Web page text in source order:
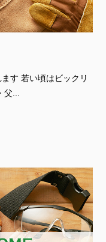
す 若い頃はビックリ
...